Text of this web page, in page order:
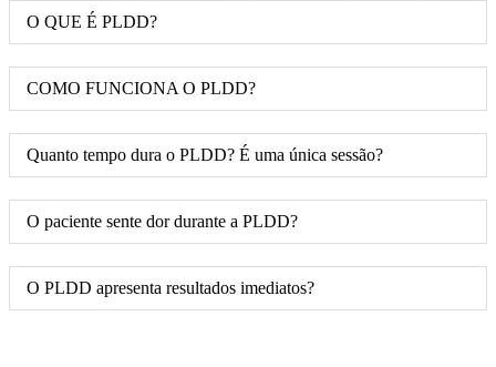
O QUE É PLDD?
COMO FUNCIONA O PLDD?
Quanto tempo dura o PLDD? É uma única sessão?
O paciente sente dor durante a PLDD?
O PLDD apresenta resultados imediatos?